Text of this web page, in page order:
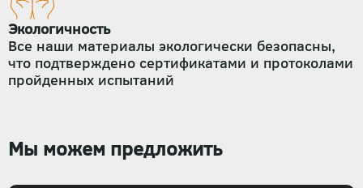
Экологичность
Все наши материалы экологически безопасны,
что подтверждено сертификатами и протоколами
пройденных испытаний
Мы можем предложить